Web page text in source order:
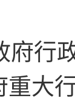
府行
大